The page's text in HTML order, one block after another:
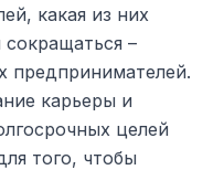
какая из них
сокращаться –
предпринимателей.
карьеры и
целей
того, чтобы